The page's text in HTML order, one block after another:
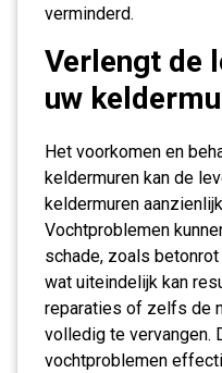
verminderd.
Verlengt de
uw
Het voorkomen en
keldermuren kan de
keldermuren
Vochtproblemen
schade, zoals
wat uiteindelijk kan
reparaties of zelfs de
volledig te vervangen.
vochtproblemen